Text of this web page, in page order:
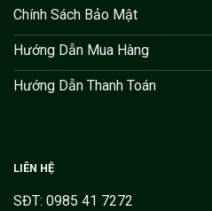
Chính Sách Bảo Mật
Hướng Dẫn Mua Hàng
Hướng Dẫn Thanh Toán
LIÊN HỆ
SĐT: 0985 41 7272